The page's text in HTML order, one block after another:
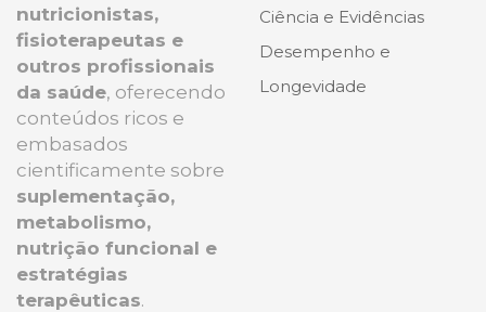
nutricionistas,
fisioterapeutas e
outros profissionais
da saúde, oferecendo
conteúdos ricos e
embasados
cientificamente sobre
suplementação,
metabolismo,
nutrição funcional e
estratégias
terapêuticas.
Ciência e Evidências
Desempenho e
Longevidade